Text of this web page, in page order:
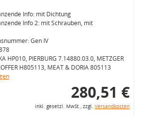
Info: mit Dichtung
Info 2: mit Schrauben, mit
Gen IV
HP010, PIERBURG 7.14880.03.0, METZGER
H805113, MEAT & DORIA 805113
280,51 €
inkl. gesetzl. MwSt., zzgl. Versandkosten